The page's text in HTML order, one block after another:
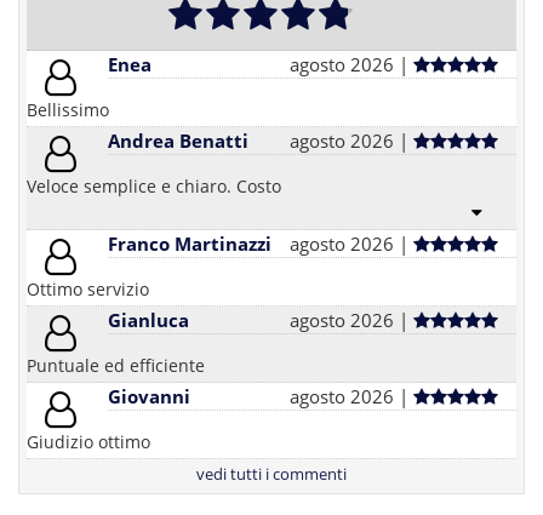
Enea agosto 2026 |
Bellissimo
Andrea Benatti agosto 2026 |
Veloce semplice e chiaro. Costo
Franco Martinazzi agosto 2026 |
Ottimo servizio
Gianluca agosto 2026 |
Puntuale ed efficiente
Giovanni agosto 2026 |
Giudizio ottimo
vedi tutti i commenti